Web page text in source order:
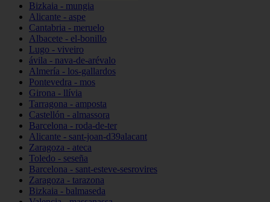
Bizkaia - mungia
Alicante - aspe
Cantabria - meruelo
Albacete - el-bonillo
Lugo - viveiro
ávila - nava-de-arévalo
Almería - los-gallardos
Pontevedra - mos
Girona - llívia
Tarragona - amposta
Castellón - almassora
Barcelona - roda-de-ter
Alicante - sant-joan-d39alacant
Zaragoza - ateca
Toledo - seseña
Barcelona - sant-esteve-sesrovires
Zaragoza - tarazona
Bizkaia - balmaseda